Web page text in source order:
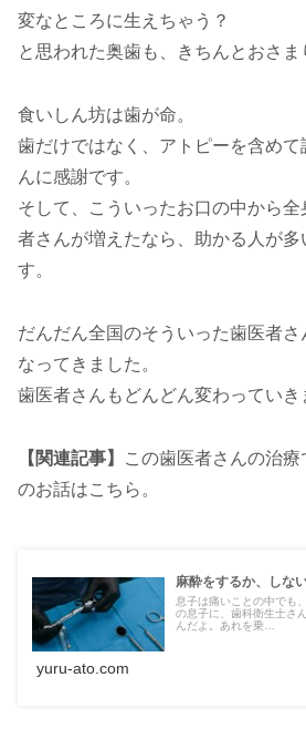
変なところに生えちゃう？
と思われた奥歯も、きちんとおさま
食いしん坊は歯が命。
歯だけではなく、アトピーを含めて
んに感謝です。
そして、こういったお口の中から
者さんが増えたなら、助かる人が
す。
だんだん全国のそういった歯医者
なってきました。
歯医者さんもどんどん変わっていき
【関連記事】
この歯医者さんの治
のお話はこちら。
麻酔をするか、しな
息子は痛いことの中でも
の息子に、歯科衛生士さ
んだよ。あれを乗…
yuru-ato.com